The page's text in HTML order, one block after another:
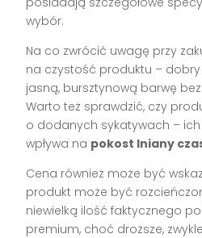
wybór.
Na co zwrócić uwagę przy
na czystość produktu –
jasną, bursztynową barwę
Warto też sprawdzić, czy
o dodanych sykatywach –
wpływa na pokost lniany
Cena również może być
produkt może być
niewielką ilość faktycznego
premium, choć droższe,